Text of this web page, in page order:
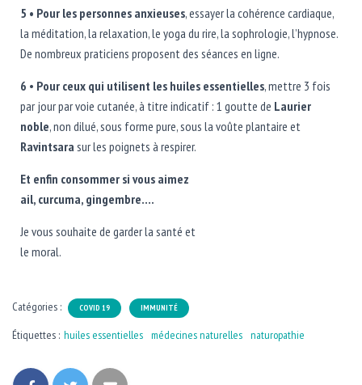
5 • Pour les personnes anxieuses, essayer la cohérence cardiaque,
la méditation, la relaxation, le yoga du rire, la sophrologie, l’hypnose.
De nombreux praticiens proposent des séances en ligne.
6 • Pour ceux qui utilisent les huiles essentielles, mettre 3 fois
par jour par voie cutanée, à titre indicatif : 1 goutte de Laurier
noble, non dilué, sous forme pure, sous la voûte plantaire et
Ravintsara sur les poignets à respirer.
Et enfin consommer si vous aimez
ail, curcuma, gingembre….
Je vous souhaite de garder la santé et
le moral.
Catégories : COVID 19 IMMUNITÉ
Étiquettes : huiles essentielles médecines naturelles naturopathie